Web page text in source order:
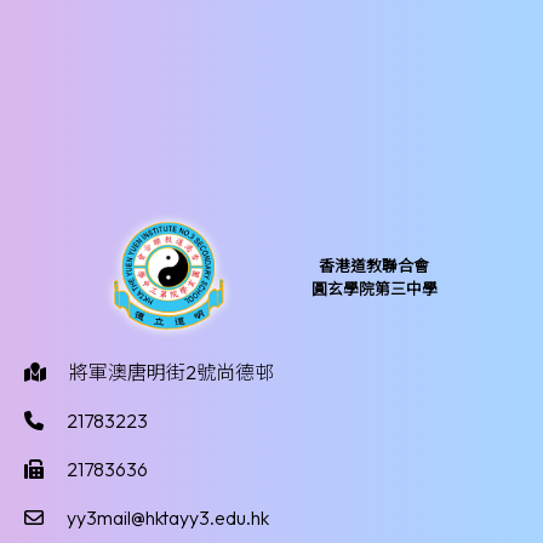
香港道教聯合會
圓玄學院第三中學
將軍澳唐明街2號尚德邨
21783223
21783636
yy3mail@hktayy3.edu.hk